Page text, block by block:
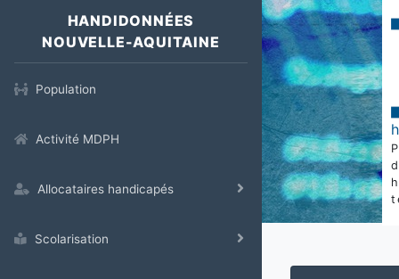
HANDIDONNÉES
NOUVELLE-AQUITAINE
Population
Activité MDPH
Allocataires handicapés
Scolarisation